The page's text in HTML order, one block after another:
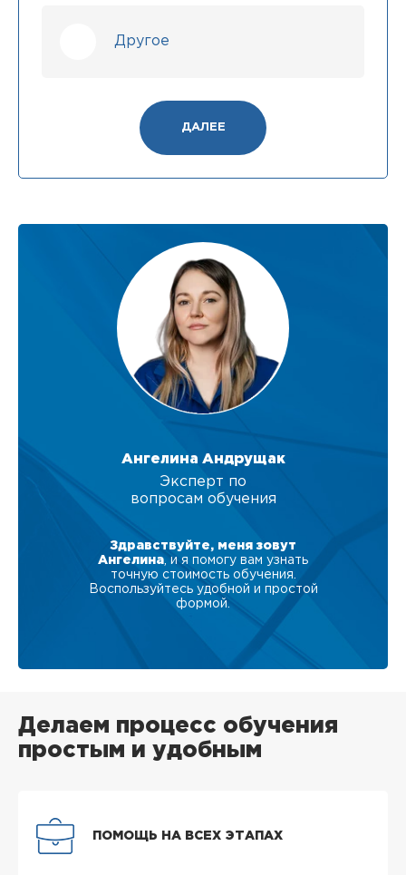
Другое
ДАЛЕЕ
Ангелина Андрущак
Эксперт по
вопросам обучения
Здравствуйте, меня зовут
Ангелина , и я помогу вам узнать
точную стоимость обучения.
Воспользуйтесь удобной и простой
формой.
Делаем процесс обучения
простым и удобным
ПОМОЩЬ НА ВСЕХ ЭТАПАХ